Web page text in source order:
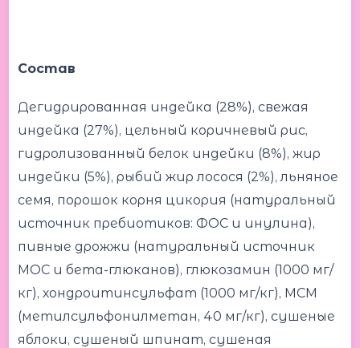
Состав
Дегидрированная индейка (28%), свежая
индейка (27%), цельный коричневый рис,
гидролизованный белок индейки (8%), жир
индейки (5%), рыбий жир лосося (2%), льняное
семя, порошок корня цикория (натуральный
источник пребиотиков: ФОС и инулина),
пивные дрожжи (натуральный источник
МОС и бета-глюканов), глюкозамин (1000 мг/
кг), хондроитинсульфат (1000 мг/кг), МСМ
(метилсульфонилметан, 40 мг/кг), сушеные
яблоки, сушеный шпинат, сушеная